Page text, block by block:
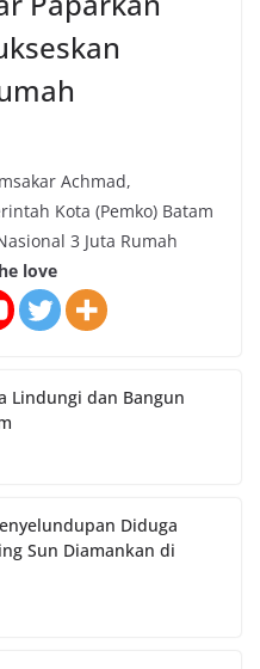
Achmad,
Kota (Pemko) Batam
3 Juta Rumah
love
Lindungi dan Bangun
Diduga
Sun Diamankan di